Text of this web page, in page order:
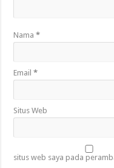
Nama*
Email*
Situs Web
situs web saya pada